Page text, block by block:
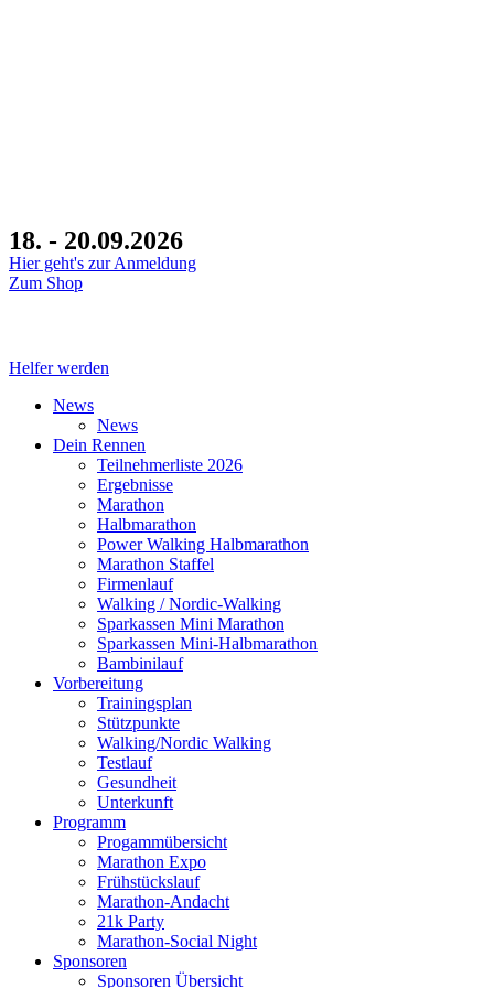
18. - 20.09.2026
Hier geht's zur Anmeldung
Zum Shop
Helfer werden
News
News
Dein Rennen
Teilnehmerliste 2026
Ergebnisse
Marathon
Halbmarathon
Power Walking Halbmarathon
Marathon Staffel
Firmenlauf
Walking / Nordic-Walking
Sparkassen Mini Marathon
Sparkassen Mini-Halbmarathon
Bambinilauf
Vorbereitung
Trainingsplan
Stützpunkte
Walking/Nordic Walking
Testlauf
Gesundheit
Unterkunft
Programm
Progammübersicht
Marathon Expo
Frühstückslauf
Marathon-Andacht
21k Party
Marathon-Social Night
Sponsoren
Sponsoren Übersicht